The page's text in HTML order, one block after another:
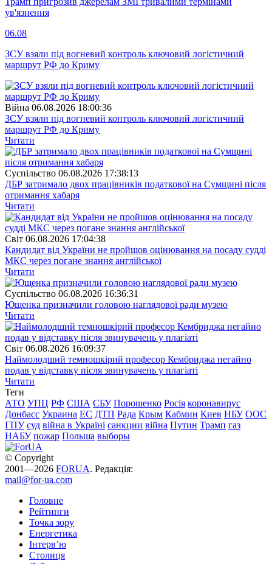
ув'язнення
06.08
ЗСУ взяли під вогневий контроль ключовий логістичний
маршрут РФ до Криму
Війна 06.08.2026 18:00:36
ЗСУ взяли під вогневий контроль ключовий логістичний
маршрут РФ до Криму
Читати
Суспiльство 06.08.2026 17:38:13
ДБР затримало двох працівників податкової на Сумщині після
отримання хабаря
Читати
Свiт 06.08.2026 17:04:38
Кандидат від України не пройшов оцінювання на посаду судді
МКС через погане знання англійської
Читати
Суспiльство 06.08.2026 16:36:31
Ющенка призначили головою наглядової ради музею
Читати
Свiт 06.08.2026 16:09:37
Наймолодший темношкірий професор Кембриджа негайно
подав у відставку після звинувачень у плагіаті
Читати
Теги
АТО УПЦ РФ США СБУ Порошенко Росія коронавирус
Донбасс Украина ЕС ДТП Рада Крым Кабмин Киев НБУ ООС
ГПУ суд війна в Україні санкции війна Путин Трамп газ
НАБУ пожар Польша выборы
© Copyright
2001—2026 FORUA. Редакція:
mail@for-ua.com
Головне
Рейтинги
Точка зору
Енергетика
Інтерв’ю
Столиця